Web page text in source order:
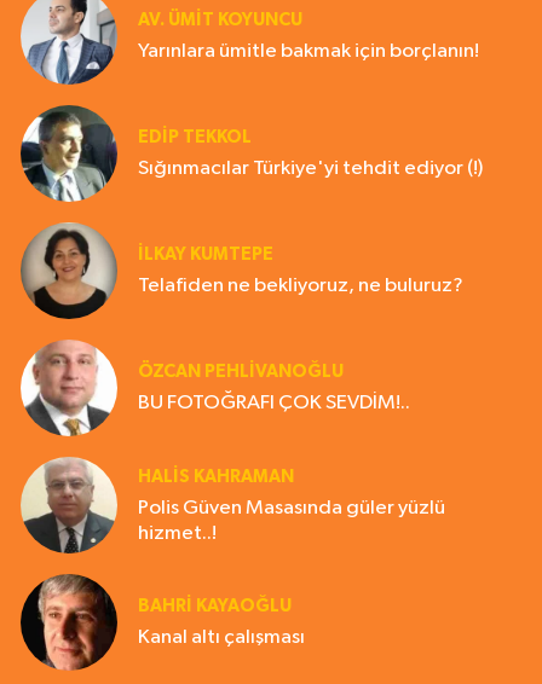
AV. ÜMIT KOYUNCU
Yarınlara ümitle bakmak için borçlanın!
EDIP TEKKOL
Sığınmacılar Türkiye'yi tehdit ediyor (!)
İLKAY KUMTEPE
Telafiden ne bekliyoruz, ne buluruz?
ÖZCAN PEHLİVANOĞLU
BU FOTOĞRAFI ÇOK SEVDİM!..
HALIS KAHRAMAN
Polis Güven Masasında güler yüzlü
hizmet..!
BAHRI KAYAOĞLU
Kanal altı çalışması